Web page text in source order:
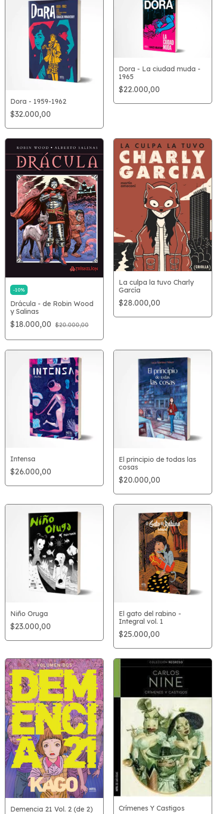
Dora - 1959-1962
$32.000,00
Dora - La ciudad muda -
1965
$22.000,00
-10%
Drácula - de Robin Wood
y Salinas
$18.000,00 $20.000,00
La culpa la tuvo Charly
García
$28.000,00
Intensa
$26.000,00
El principio de todas las
cosas
$20.000,00
Niño Oruga
$23.000,00
El gato del rabino -
Integral vol. 1
$25.000,00
Demencia 21 Vol. 2 (de 2) Crímenes Y Castigos